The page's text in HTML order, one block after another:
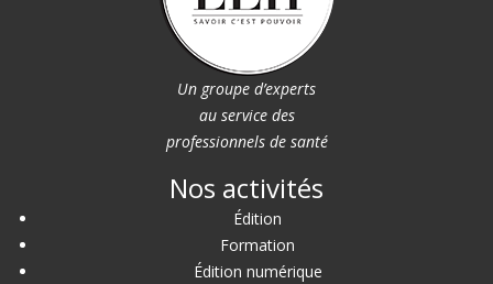
Un groupe d’experts
au service des
professionnels de santé
Nos activités
Édition
Formation
Édition numérique